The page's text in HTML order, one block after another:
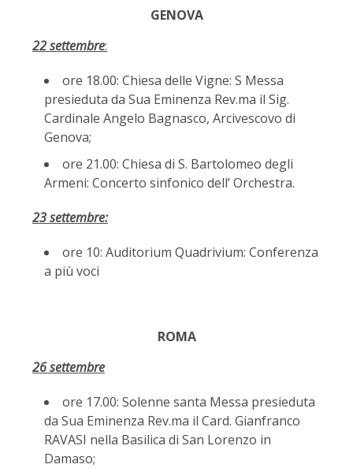
GENOVA
22 settembre:
ore 18.00: Chiesa delle Vigne: S Messa
presieduta da Sua Eminenza Rev.ma il Sig.
Cardinale Angelo Bagnasco, Arcivescovo di
Genova;
ore 21.00: Chiesa di S. Bartolomeo degli
Armeni: Concerto sinfonico dell’ Orchestra.
23 settembre:
ore 10: Auditorium Quadrivium: Conferenza
a più voci
ROMA
26 settembre
ore 17.00: Solenne santa Messa presieduta
da Sua Eminenza Rev.ma il Card. Gianfranco
RAVASI nella Basilica di San Lorenzo in
Damaso;